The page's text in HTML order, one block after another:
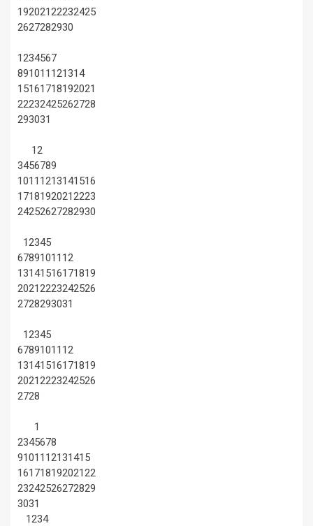
19202122232425
2627282930
1234567
891011 121314
15161718192021
22232425262728
293031
12
3456789
1011 1213141516
17181920212223
24252627282930
12345
67891011 12
13141516171819
20212223242526
2728293031
12345
67891011 12
13141516171819
20212223242526
2728
1
2345678
91011 12131415
16171819202122
23242526272829
3031
1234